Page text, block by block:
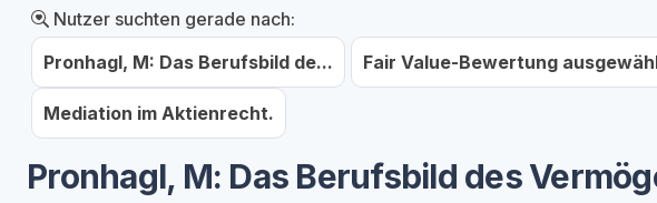
Nutzer suchten gerade nach:
Pronhagl, M: Das Berufsbild de...
Fair Value-Bewertung
Mediation im Aktienrecht.
Pronhagl, M: Das Berufsbild des